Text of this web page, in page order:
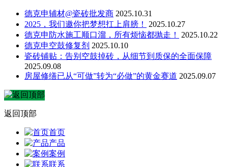
德克申辅材@瓷砖批发商 2025.10.31
2025，我们邀你把梦想扛上肩膀！
2025.10.27
德克申防水施工顺口溜，所有烦恼都抛走！
2025.10.22
德克申空鼓修复剂 2025.10.10
瓷砖铺贴：告别空鼓掉砖，从细节到质保的全面保障
2025.09.08
房屋修缮已从“可做”转为“必做”的黄金赛道 2025.09.07
返回顶部
首页
产品
案例
联系